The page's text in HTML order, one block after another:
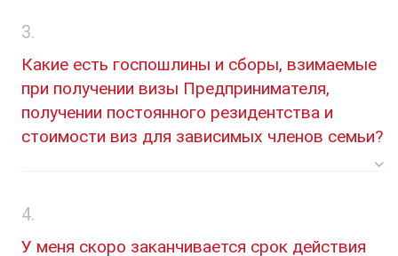
Какие есть госпошлины и сборы, взимаемые
при получении визы Предпринимателя,
получении постоянного резидентства и
стоимости виз для зависимых членов семьи?
У меня скоро заканчивается срок действия